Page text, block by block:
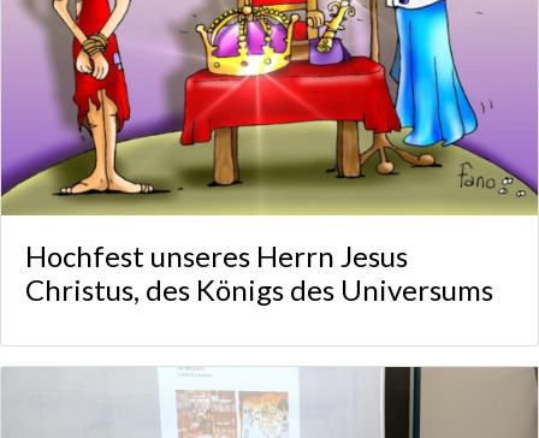
Hochfest unseres Herrn Jesus
Christus, des Königs des Universums